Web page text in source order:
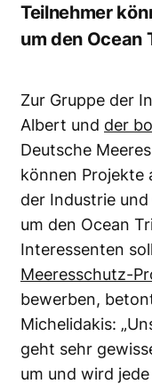
Teilnehmer
um den Ocean
Zur Gruppe der
Albert und der
Deutsche
können Projekte
der Industrie
um den Ocean
Interessenten
Meeresschutz-
bewerben,
Michelidakis:
geht sehr
um und wird